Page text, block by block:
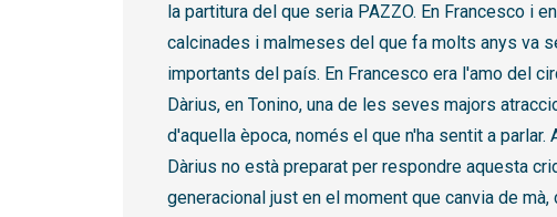
la partitura del que seria PAZZO. En Francesco i
calcinades i malmeses del que fa molts anys va
importants del país. En Francesco era l'amo del
Dàrius, en Tonino, una de les seves majors
d'aquella època, només el que n'ha sentit a parlar.
Dàrius no està preparat per respondre aquesta
generacional just en el moment que canvia de mà,